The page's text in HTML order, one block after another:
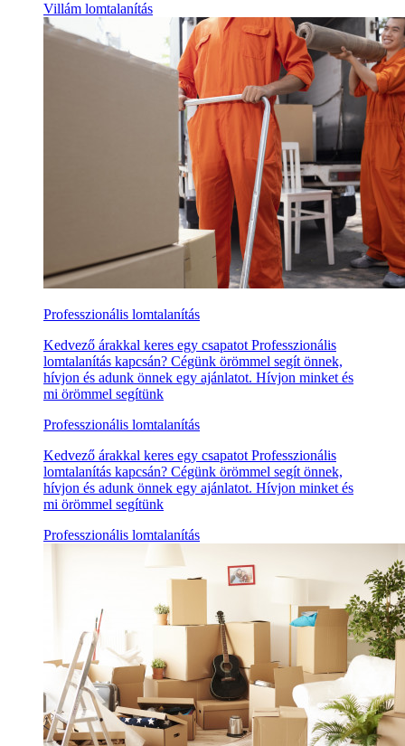
Villám lomtalanítás
Professzionális lomtalanítás
Kedvező árakkal keres egy csapatot Professzionális
lomtalanítás kapcsán? Cégünk örömmel segít önnek,
hívjon és adunk önnek egy ajánlatot. Hívjon minket és
mi örömmel segítünk
Professzionális lomtalanítás
Kedvező árakkal keres egy csapatot Professzionális
lomtalanítás kapcsán? Cégünk örömmel segít önnek,
hívjon és adunk önnek egy ajánlatot. Hívjon minket és
mi örömmel segítünk
Professzionális lomtalanítás